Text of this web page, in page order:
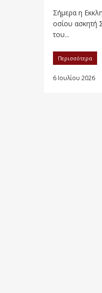
Σήμερα η
οσίου ασκητή
του...
Περισσότερα
6 Ιουλίου 2026